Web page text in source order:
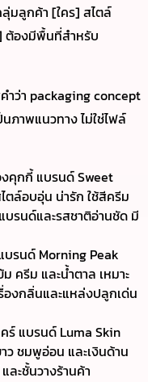
ลูกค้า [ใคร] สไตล์
ต้องมีพื้นที่สำหรับ
ำว่า packaging concept
ภาพแนวทาง ไม่ใช่ไฟล์
คุกกี้ แบรนด์ Sweet
ล์อบอุ่น น่ารัก ใช้สีครีม
รนด์และรสชาติอ่านชัด มี
รนด์ Morning Peak
ครีม และน้ำตาล เหมาะ
งกลิ่นและแหล่งปลูกเด่น
ร์ แบรนด์ Luma Skin
ว ชมพูอ่อน และเงินด้าน
ละชั้นวางร้านค้า